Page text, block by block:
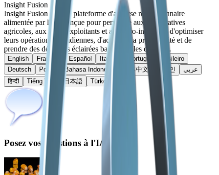
Insight Fusion
Insight Fusion est une plateforme d'analyse révolutionnaire
alimentée par l'IA, conçue pour permettre aux coopératives
agricoles, aux petits exploitants et aux agro-industries d'optimiser
leurs opérations quotidiennes, d'accroître la productivité et de
prendre des décisions éclairées basées sur les données.
English Français Español Italiano
Português brasileiro
Deutsch
Polski Bahasa Indonesia 简体中文 한국인
عربي
हिन्दी
Tiếng Việt 日本語 Türkçe
Posez vos questions à l'IA